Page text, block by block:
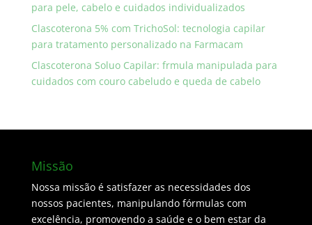
para pele, cabelo e cuidados individualizados
Clascoterona 5% com TrichoSol: tecnologia capilar
para tratamento personalizado na Farmacam
Clascoterona Soluo Capilar: frmula manipulada para
cuidados com couro cabeludo e queda de cabelo
Missão
Nossa missão é satisfazer as necessidades dos
nossos pacientes, manipulando fórmulas com
excelência, promovendo a saúde e o bem estar da